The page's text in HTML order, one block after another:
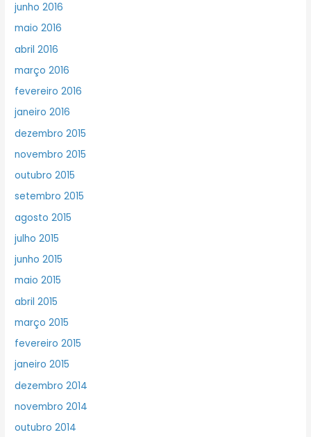
junho 2016
maio 2016
abril 2016
março 2016
fevereiro 2016
janeiro 2016
dezembro 2015
novembro 2015
outubro 2015
setembro 2015
agosto 2015
julho 2015
junho 2015
maio 2015
abril 2015
março 2015
fevereiro 2015
janeiro 2015
dezembro 2014
novembro 2014
outubro 2014